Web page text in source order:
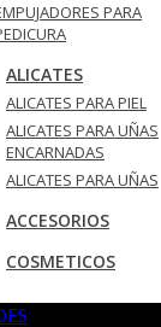
PARA
ALICATES
ALICATES PARA PIEL
ALICATES PARA UÑAS
ENCARNADAS
ALICATES PARA UÑAS
ACCESORIOS
COSMETICOS